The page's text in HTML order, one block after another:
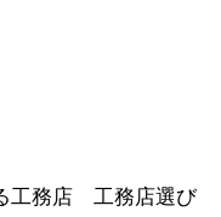
工務店 工務店選び